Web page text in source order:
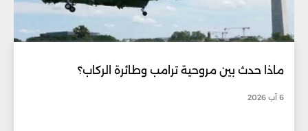
ماذا حدث بين مروحية ترامب وطائرة الركاب؟
6 آب 2026